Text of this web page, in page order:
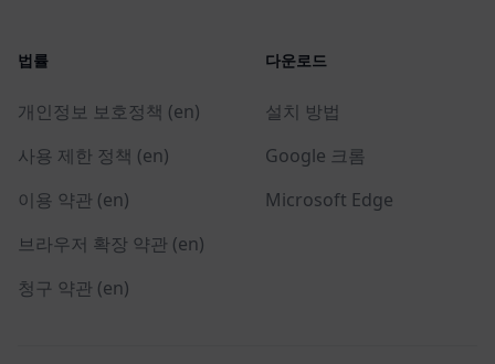
법률
개인정보 보호정책 (en)
사용 제한 정책 (en)
이용 약관 (en)
브라우저 확장 약관 (en)
청구 약관 (en)
다운로드
설치 방법
Google 크롬
Microsoft Edge